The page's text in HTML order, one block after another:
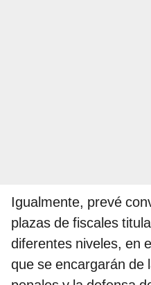
Igualmente, prevé
plazas de fiscales
diferentes niveles, en
que se encargarán de